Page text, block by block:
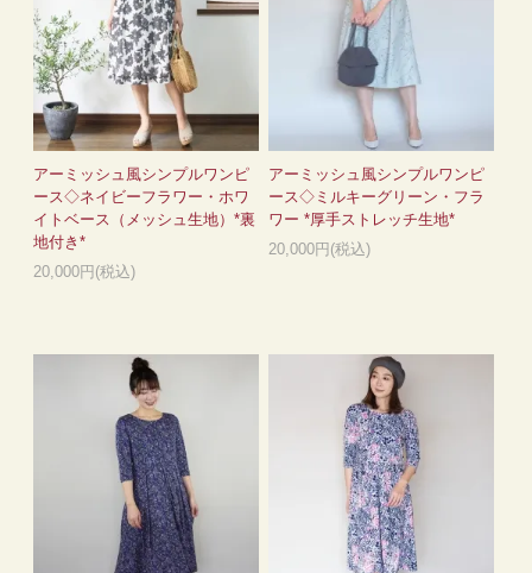
アーミッシュ風シンプルワンピ
ース◇ネイビーフラワー・ホワ
イトベース（メッシュ生地）*裏
地付き*
20,000円(税込)
アーミッシュ風シンプルワンピ
ース◇ミルキーグリーン・フラ
ワー *厚手ストレッチ生地*
20,000円(税込)